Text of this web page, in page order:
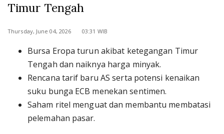
Timur Tengah
Thursday, June 04, 2026 03:31 WIB
Bursa Eropa turun akibat ketegangan Timur
Tengah dan naiknya harga minyak.
Rencana tarif baru AS serta potensi kenaikan
suku bunga ECB menekan sentimen.
Saham ritel menguat dan membantu membatasi
pelemahan pasar.